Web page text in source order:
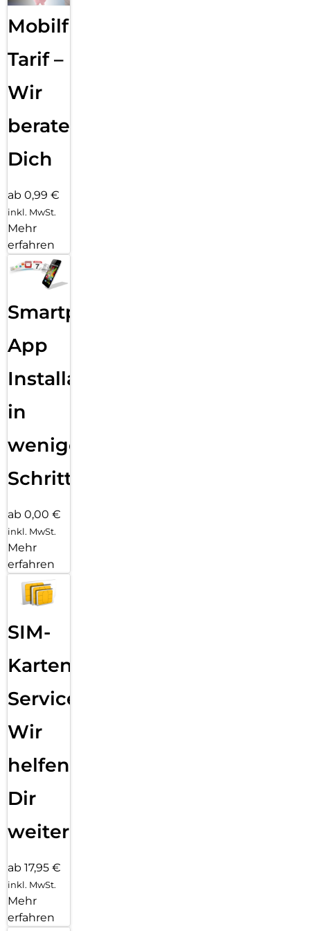
Mobilfunk
Tarif –
Wir
beraten
Dich
ab 0,99 €
inkl. MwSt.
Mehr
erfahren
Smartphone
App
Installation
in
wenigen
Schritten
ab 0,00 €
inkl. MwSt.
Mehr
erfahren
SIM-
Karten
Service:
Wir
helfen
Dir
weiter
ab 17,95 €
inkl. MwSt.
Mehr
erfahren